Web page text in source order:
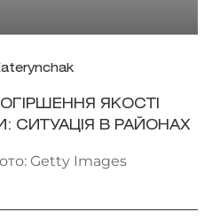
ЯКОСТІ
СИТУАЦІЯ В РАЙОНАХ
Getty Images